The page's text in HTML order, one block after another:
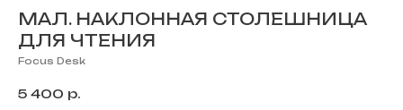
МАЛ. НАКЛОННАЯ СТОЛЕШНИЦА
ДЛЯ ЧТЕНИЯ
Focus Desk
5 400 р.